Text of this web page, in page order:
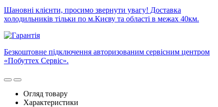
Шановні клієнти, просимо звернути увагу! Доставка
холодильників тільки по м.Києву та області в межах 40км.
Безкоштовне підключення авторизованим сервісним центром
«Побуттех Сервіс».
Огляд товару
Характеристики